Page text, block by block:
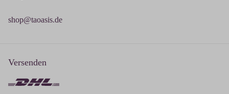
shop@taoasis.de
Versenden